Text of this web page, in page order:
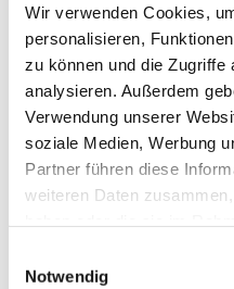
Wir verwenden Cookies,
personalisieren,
zu können und die Zugriffe
analysieren. Außerdem
Verwendung unserer
soziale Medien, Werbung
Partner führen diese
weiteren Daten
Notwendig